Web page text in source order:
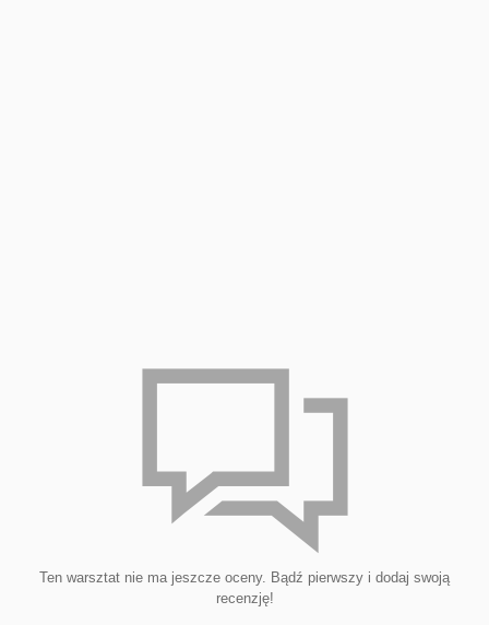
Ten warsztat nie ma jeszcze oceny. Bądź pierwszy i dodaj swoją
recenzję!